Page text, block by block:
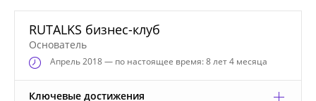
RUTALKS бизнес-клуб
Основатель
Апрель2018 — по настоящее время: 8 лет 4 месяца
Ключевые достижения